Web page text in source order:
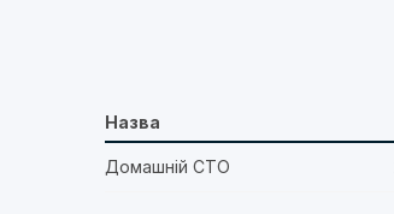
Назва
Домашній СТО